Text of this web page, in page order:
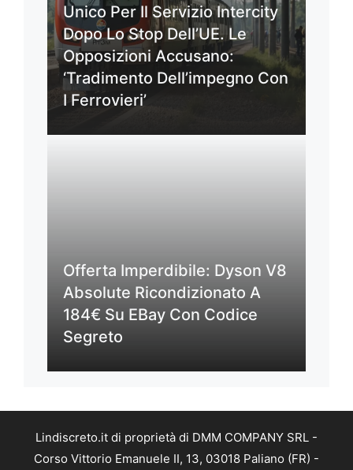
Unico Per Il Servizio Intercity
Dopo Lo Stop Dell’UE. Le
Opposizioni Accusano:
‘Tradimento Dell’impegno Con
I Ferrovieri’
Offerta Imperdibile: Dyson V8
Absolute Ricondizionato A
184€ Su EBay Con Codice
Segreto
Lindiscreto.it di proprietà di DMM COMPANY SRL -
Corso Vittorio Emanuele II, 13, 03018 Paliano (FR) -